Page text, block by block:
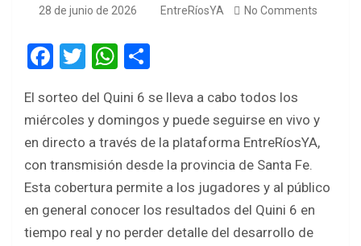
28 de junio de 2026 EntreRíosYA No Comments
F
ce
b
o
o
k
T
tt
er
W
at
s
A
p
p
ar
e
El sorteo del Quini 6 se lleva a cabo todos los
miércoles y domingos y puede seguirse en vivo y
en directo a través de la plataforma EntreRíosYA,
con transmisión desde la provincia de Santa Fe.
Esta cobertura permite a los jugadores y al público
en general conocer los resultados del Quini 6 en
tiempo real y no perder detalle del desarrollo de